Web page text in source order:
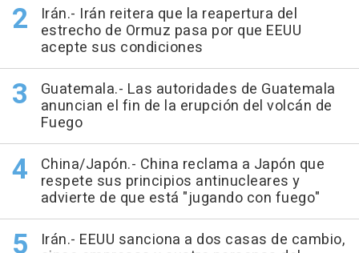
Irán.- Irán reitera que la reapertura del
estrecho de Ormuz pasa por que EEUU
acepte sus condiciones
Guatemala.- Las autoridades de Guatemala
anuncian el fin de la erupción del volcán de
Fuego
China/Japón.- China reclama a Japón que
respete sus principios antinucleares y
advierte de que está "jugando con fuego"
Irán.- EEUU sanciona a dos casas de cambio,